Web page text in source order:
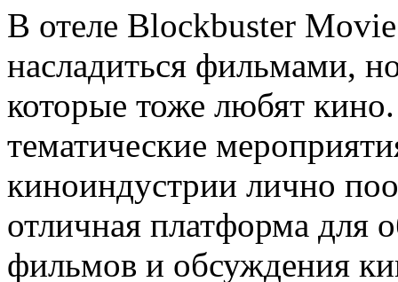
В отеле Blockbuster
насладиться фильмами,
которые тоже любят
тематические
киноиндустрии лично
отличная платформа для
фильмов и обсуждения